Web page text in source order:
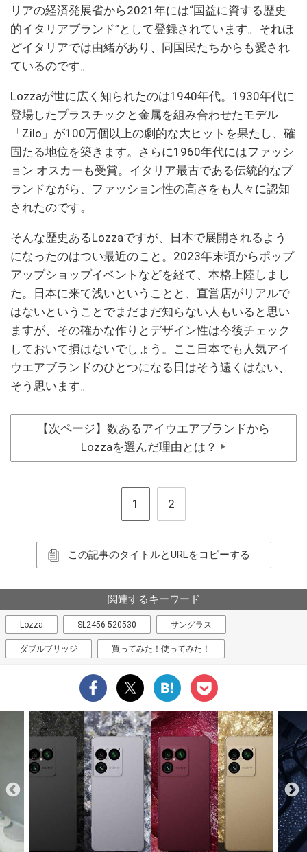
リアの経済発展省から2021年には“国益に資する歴史
的イタリアブランド”として登録されています。それほ
どイタリアでは由緒があり、同国民たちからも愛され
ているのです。
Lozzaが世に広く知られたのは1940年代。1930年代に
登場したプラスチックと金属を組み合わせたモデル
「Zilo」が100万個以上の劇的な大ヒットを果たし、確
固たる地位を築きます。さらに1960年代にはファッシ
ョン オスカーも受賞。イタリア最古である伝統的なブ
ランドながら、ファッション性の高さをも人々に認知
されたのです。
そんな歴史あるLozzaですが、日本で展開されるよう
になったのはつい最近のこと。2023年末頃からポップ
アップショップイベントなどを経て、本格上陸しまし
た。日本に来て浅いということと、直営店がリアルで
はないということでまだまだ知らない人もいると思い
ますが、その確かな作りとデザイン性は今後チェック
しておいて損はないでしょう。ここ日本でも人気アイ
ウエアブランドのひとつになる日はそう遠くはない、
そう思います。
【次ページ】数あるアイウエアブランドから
Lozzaを選んだ理由とは？
▶
1 2
この記事のタイトルとURLをコピーする
関連するキーワード
Lozza SL2456 520530 サングラス
ダブルブリッジ 買ってみた！使ってみた！